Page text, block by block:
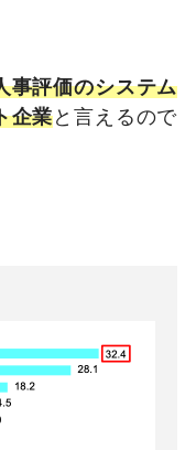
事評価のシステム
企業と言えるので